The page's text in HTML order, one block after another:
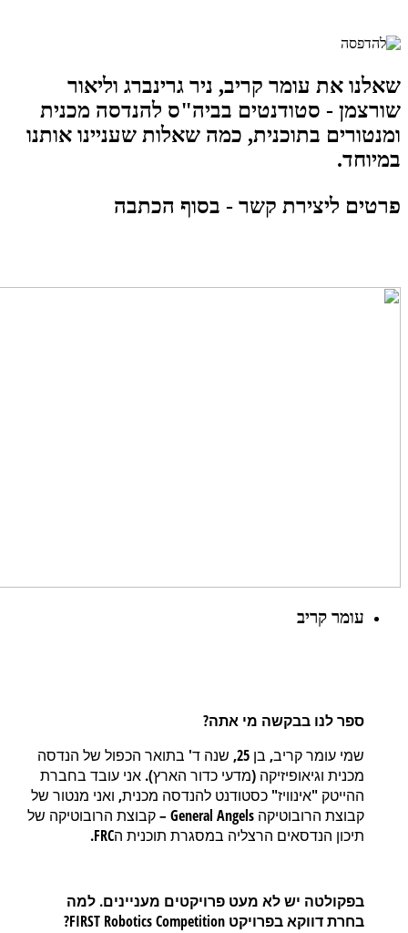
שאלנו את עומר קריב, ניר גרינברג וליאור
שורצמן - סטודנטים בביה"ס להנדסה מכנית
ומנטורים בתוכנית, כמה שאלות שעניינו אותנו
במיוחד.
פרטים ליצירת קשר - בסוף הכתבה
עומר קריב
ספר לנו בבקשה מי אתה?
שמי עומר קריב, בן שנה ד' בתואר הכפול של הנדסה
מכנית וגיאופיזיקה (מדעי כדור הארץ). אני עובד בחברת
ההייטק "אינוויז" כסטודנט להנדסה מכנית, ואני מנטור של
קבוצת הרובוטיקה General Angels
– קבוצת הרובוטיקה של
תיכון הנדסאים הרצליה במסגרת תוכנית הFRC
.
בפקולטה יש לא מעט פרויקטים מעניינים. למה
בחרת דווקא בפרויקט FIRST Robotics Competition
?